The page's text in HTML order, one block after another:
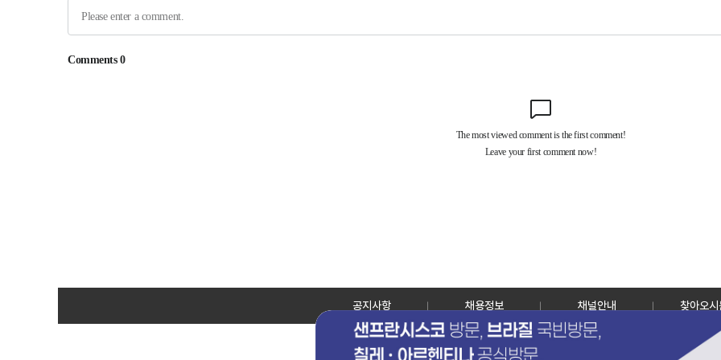
공지사항 채용정보 채널안내 찾아오시
30128 세종특별자치시 정부2청사로 13 한국정책방송원 KTV